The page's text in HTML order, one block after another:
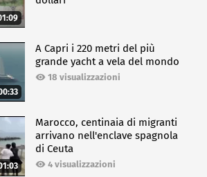
A Capri i 220 metri del più
grande yacht a vela del mondo
18 visualizzazioni
Marocco, centinaia di migranti
arrivano nell'enclave spagnola
di Ceuta
4 visualizzazioni